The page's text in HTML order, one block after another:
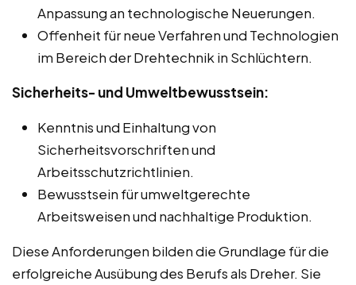
Anpassung an technologische Neuerungen.
Offenheit für neue Verfahren und Technologien
im Bereich der Drehtechnik in Schlüchtern.
Sicherheits- und Umweltbewusstsein:
Kenntnis und Einhaltung von
Sicherheitsvorschriften und
Arbeitsschutzrichtlinien.
Bewusstsein für umweltgerechte
Arbeitsweisen und nachhaltige Produktion.
Diese Anforderungen bilden die Grundlage für die
erfolgreiche Ausübung des Berufs als Dreher. Sie